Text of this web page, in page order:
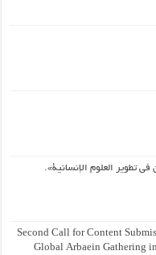
في تطوير العلوم الإنسانية».
Second Call for Content
Global Arbaein Gathering